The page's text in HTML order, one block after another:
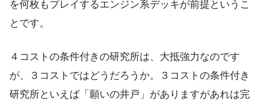
を何枚もプレイするエンジン系デッキが前提というこ
とです。
４コストの条件付きの研究所は、大抵強力なのです
が、３コストではどうだろうか。３コストの条件付き
研究所といえば「願いの井戸」がありますがあれは完